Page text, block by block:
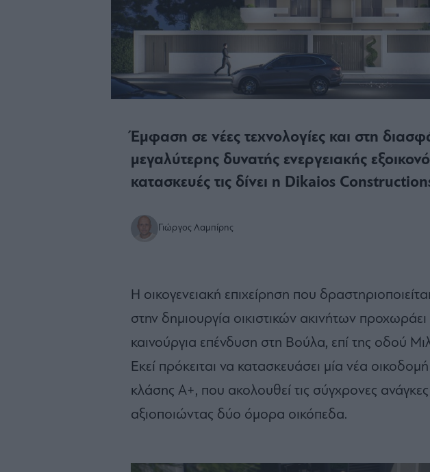
Έμφαση σε νέες τεχνολογίες και στη
μεγαλύτερης δυνατής ενεργειακής
κατασκευές τις δίνει η Dikaios
Γιώργος Λαμπίρης
Η οικογενειακή επιχείρηση που
στην δημιουργία οικιστικών ακινήτων προχωράει
καινούργια επένδυση στη Βούλα, επί της οδού
Εκεί πρόκειται να κατασκευάσει μία νέα
κλάσης Α+, που ακολουθεί τις σύγχρονες ανάγκες
αξιοποιώντας δύο όμορα οικόπεδα.